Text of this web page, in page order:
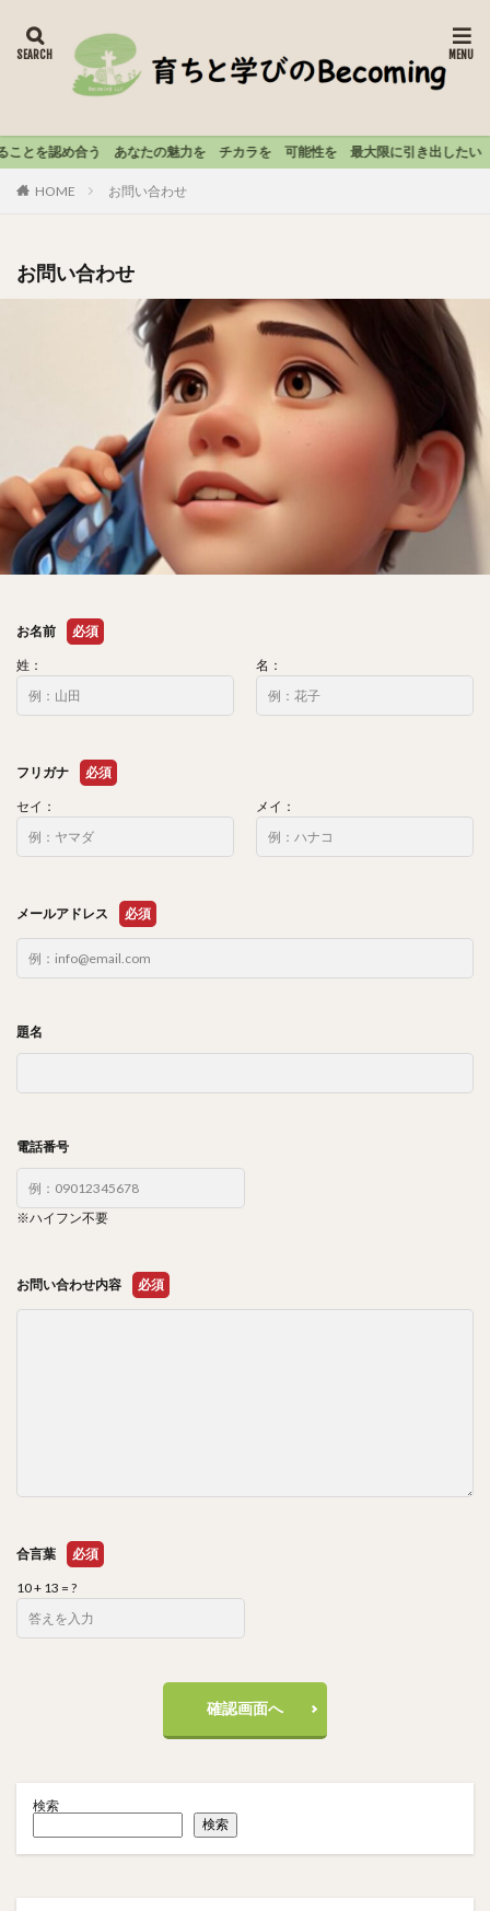
認め合う あなたの魅力を チカラを 可能性を 最大限に引き出したい さぁ、
HOME お問い合わせ
お問い合わせ
お名前 必須
姓： 名：
フリガナ 必須
セイ： メイ：
メールアドレス 必須
題名
電話番号
※ハイフン不要
お問い合わせ内容 必須
合言葉 必須
10 + 13 = ?
確認画面へ
検索
検索